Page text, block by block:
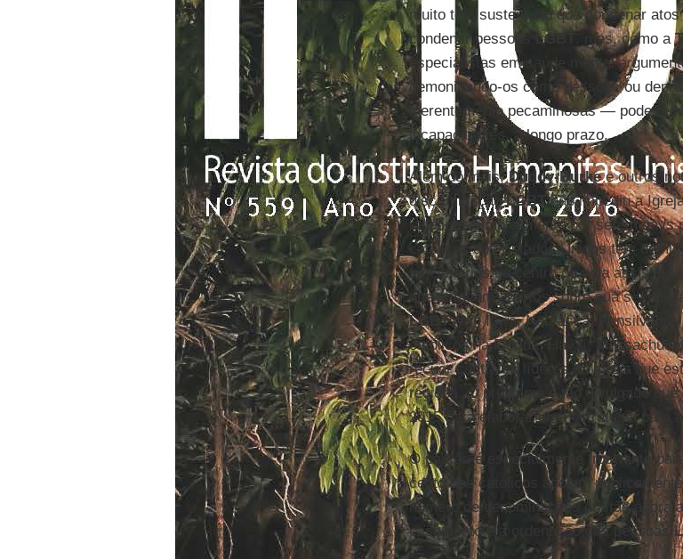
muito têm sustentado que condenar
condenar pessoas
LGBT , mas, como a
especialistas em saúde mental
demonizando-os como pessoas ou
inerentemente pecaminosas — pode
incapacitantes, a longo prazo.
Além do mais,Duddy-Burkee outros
discriminaçãoLGBTnão impediu a
católicos simplesmente por serem gays
católicas dos Estados Unidos tem
funcionários do centro de vida assistida
que estavam abertos sobre sua
LGBTsem Iowa, Nebraska,
católicos na Florida, Havaí,
recuar contra os líderes da Igreja que
regiões. O problema é tão divulgado
2015 para elaborar uma estratégia para
O padrão é especialmente frustrante
cento dos católicos apoiam
número de denominações cristãs agora
casamento e a ordenação das pessoas